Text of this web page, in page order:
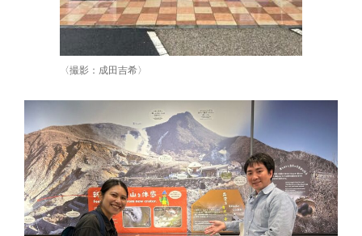
〈撮影：成田吉希〉